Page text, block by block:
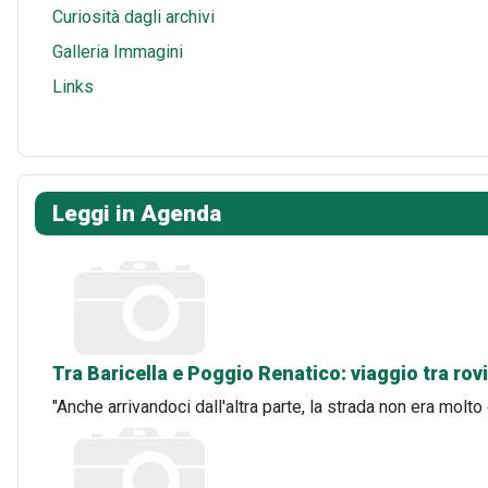
Curiosità dagli archivi
Galleria Immagini
Links
Leggi in Agenda
Tra Baricella e Poggio Renatico: viaggio tra
"Anche arrivandoci dall'altra parte, la strada non era